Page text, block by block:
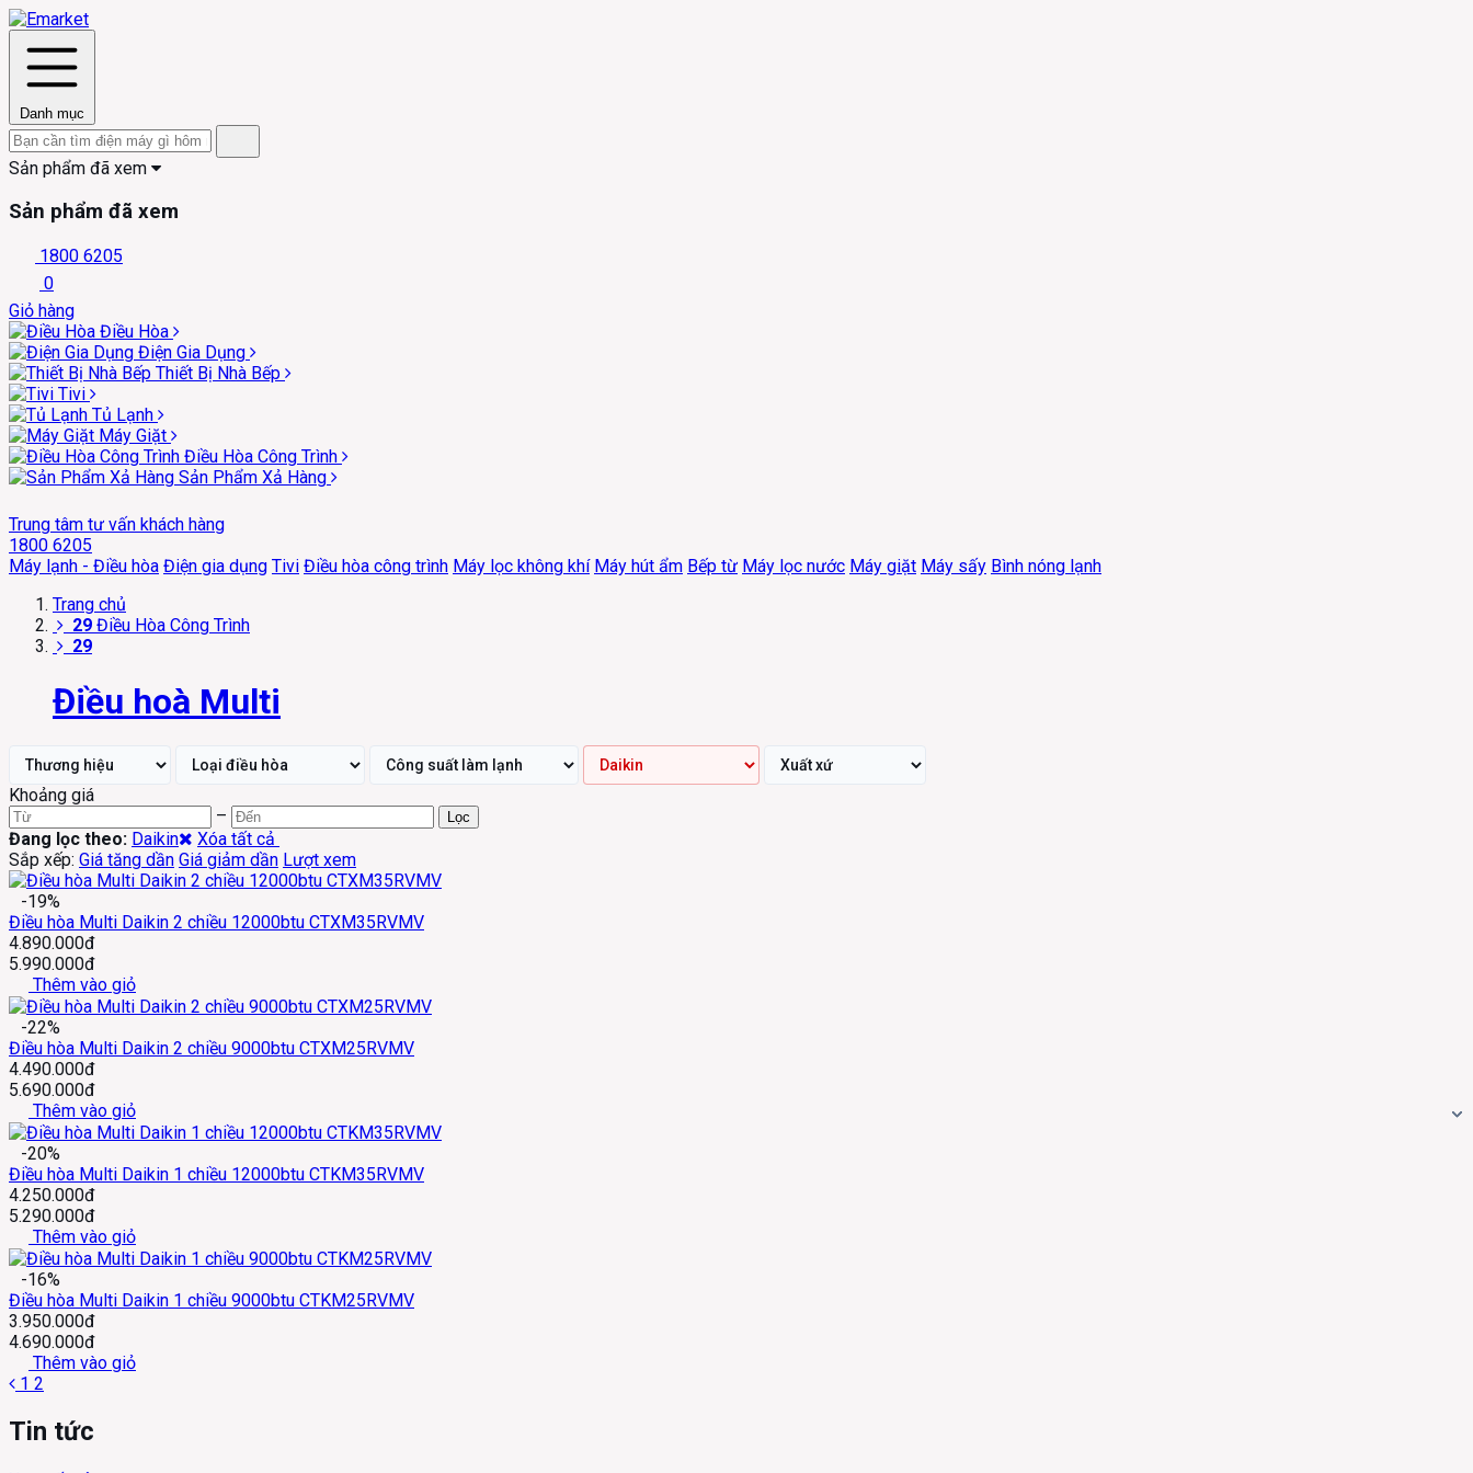
Danh mục
Sản phẩm đã xem
Sản phẩm đã xem
1800 6205
0
Giỏ hàng
Điều Hòa
Điện Gia Dụng
Thiết Bị Nhà Bếp
Tivi
Tủ Lạnh
Máy Giặt
Điều Hòa Công Trình
Sản Phẩm Xả Hàng
Trung tâm tư vấn khách hàng
1800 6205
Máy lạnh - Điều hòa Điện gia dụng Tivi Điều hòa công trình Máy lọc không khí Máy hút ẩm Bếp từ Máy lọc nước Máy giặt Máy sấy Bình nóng lạnh
Trang chủ
29 Điều Hòa Công Trình
29
Điều hoà Multi
Khoảng giá
–
Lọc
Đang lọc theo: Daikin
Xóa tất cả
Sắp xếp: Giá tăng dần Giá giảm dần Lượt xem
-19%
Điều hòa Multi Daikin 2 chiều 12000btu CTXM35RVMV
4.890.000đ
5.990.000đ
Thêm vào giỏ
-22%
Điều hòa Multi Daikin 2 chiều 9000btu CTXM25RVMV
4.490.000đ
5.690.000đ
Thêm vào giỏ
-20%
Điều hòa Multi Daikin 1 chiều 12000btu CTKM35RVMV
4.250.000đ
5.290.000đ
Thêm vào giỏ
-16%
Điều hòa Multi Daikin 1 chiều 9000btu CTKM25RVMV
3.950.000đ
4.690.000đ
Thêm vào giỏ
1 2
Tin tức